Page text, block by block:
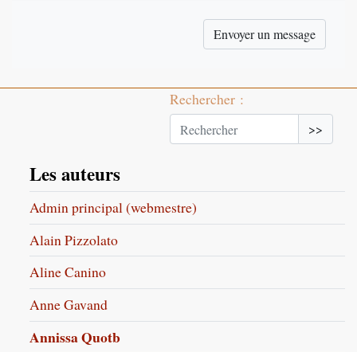
Rechercher :
>>
Les auteurs
Admin principal (webmestre)
Alain Pizzolato
Aline Canino
Anne Gavand
Annissa Quotb